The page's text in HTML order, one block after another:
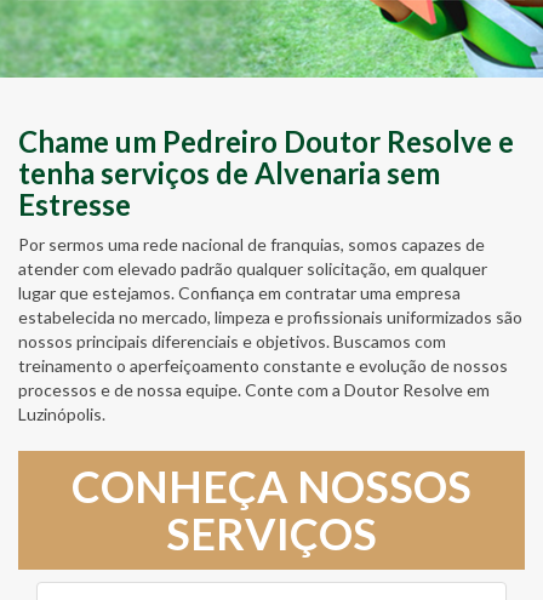
Chame um Pedreiro Doutor Resolve e
tenha serviços de Alvenaria sem
Estresse
Por sermos uma rede nacional de franquias, somos capazes de
atender com elevado padrão qualquer solicitação, em qualquer
lugar que estejamos. Confiança em contratar uma empresa
estabelecida no mercado, limpeza e profissionais uniformizados são
nossos principais diferenciais e objetivos. Buscamos com
treinamento o aperfeiçoamento constante e evolução de nossos
processos e de nossa equipe. Conte com a Doutor Resolve em
Luzinópolis.
CONHEÇA NOSSOS
SERVIÇOS